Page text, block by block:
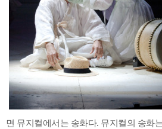
면 뮤지컬에서는 송화다. 뮤지컬의 송화